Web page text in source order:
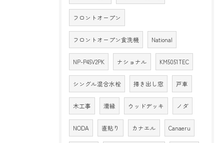
フロントオープン
フロントオープン食洗機 National
NP-P45V2PK ナショナル KM5051TEC
シングル混合水栓 掃き出し窓 戸車
木工事 濡縁 ウッドデッキ ノダ
NODA 直貼り カナエル Canaeru